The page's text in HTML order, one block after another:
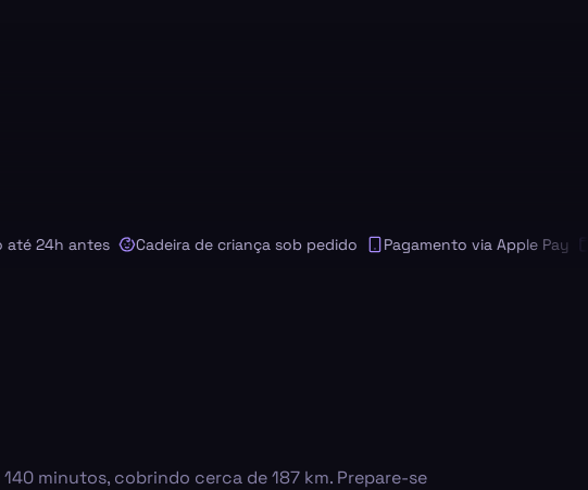
antes Cadeira de criança sob pedido Pagamento via Apple Pay
minutos, cobrindo cerca de 187 km. Prepare-se